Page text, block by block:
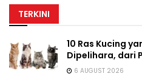
TERKINI
10 Ras Kucing
Dipelihara, dari
6 AUGUST 2026